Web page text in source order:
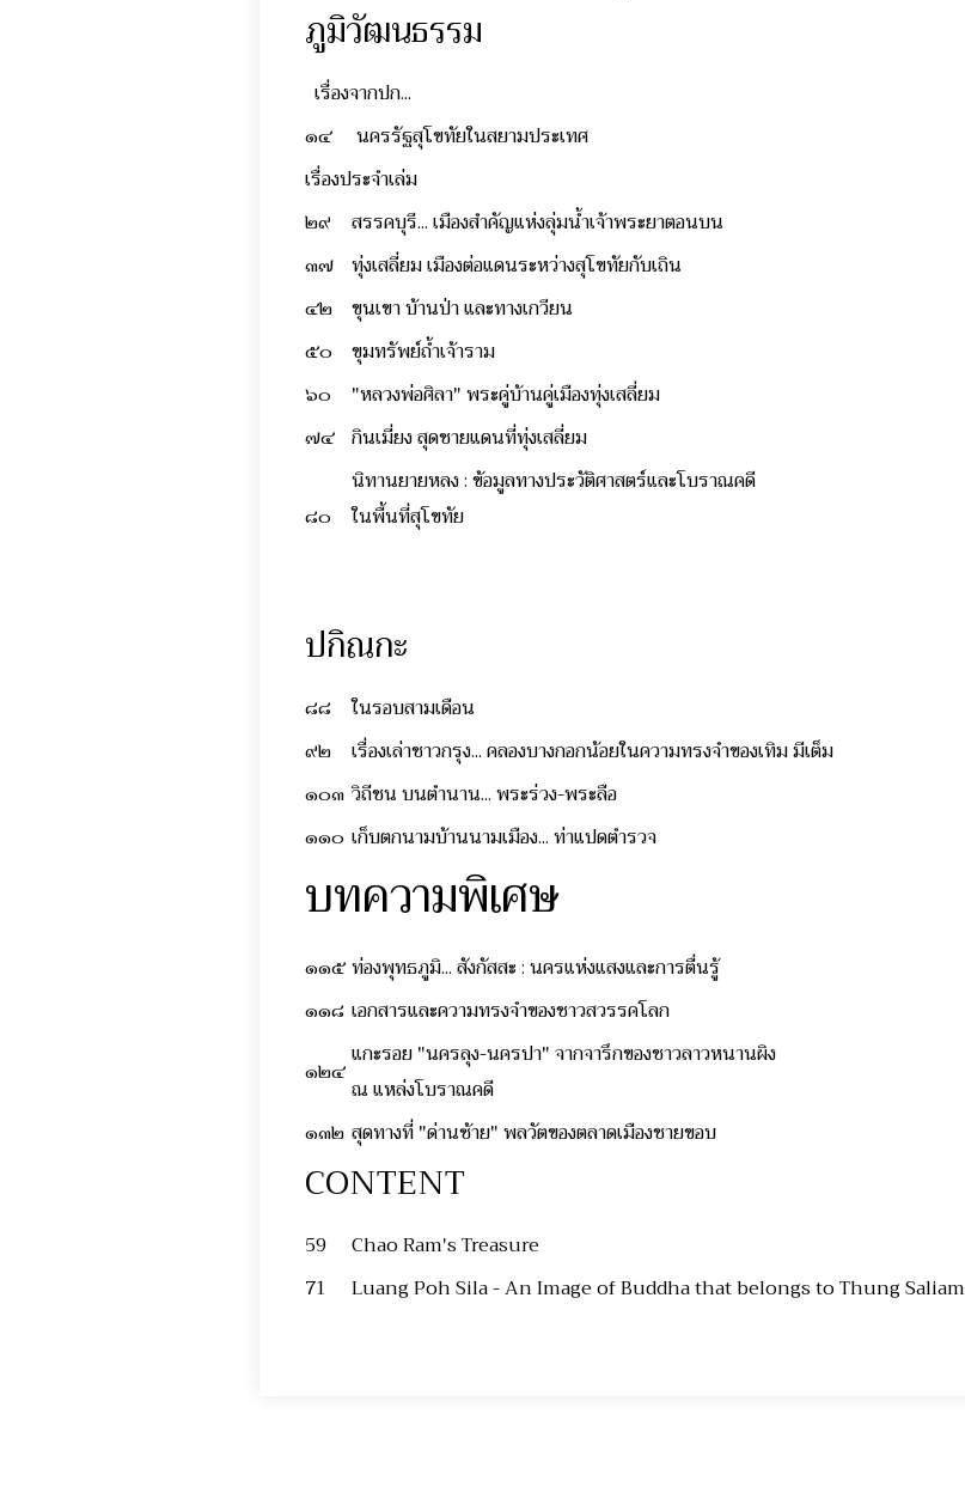
ภูมิวัฒนธรรม
เรื่องจากปก...
๑๔
นครรัฐสุโขทัยในสยามประเทศ
เรื่องประจำเล่ม
๒๙
สรรคบุรี... เมืองสำคัญแห่งลุ่มน้ำเจ้าพระยาตอนบน
๓๗ ทุ่งเสลี่ยม เมืองต่อแดนระหว่างสุโขทัยกับเถิน
๔๒ ขุนเขา บ้านป่า และทางเกวียน
๕๐
ขุมทรัพย์ถ้ำเจ้าราม
๖๐
"หลวงพ่อศิลา" พระคู่บ้านคู่เมืองทุ่งเสลี่ยม
๗๔ กินเมี่ยง สุดชายแดนที่ทุ่งเสลี่ยม
๘๐
นิทานยายหลง : ข้อมูลทางประวัติศาสตร์และโบราณคดี
ในพื้นที่สุโขทัย
ปกิณกะ
๘๘ ในรอบสามเดือน
๙๒
เรื่องเล่าชาวกรุง... คลองบางกอกน้อยในความทรงจำของเทิม มีเต็ม
๑๐๓ วิถีชน บนตำนาน... พระร่วง-พระลือ
๑๑๐ เก็บตกนามบ้านนามเมือง... ท่าแปดตำรวจ
บทความพิเศษ
๑๑๕ท่องพุทธภูมิ... สังกัสสะ : นครแห่งแสงและการตื่นรู้
๑๑๘ เอกสารและความทรงจำของชาวสวรรคโลก
๑๒๔
แกะรอย "นครลุง-นครปา" จากจารึกของชาวลาวหนานผิง
ณ แหล่งโบราณคดี
๑๓๒ สุดทางที่ "ด่านซ้าย" พลวัตของตลาดเมืองชายขอบ
CONTENT
59 Chao Ram's Treasure
71
Luang Poh Sila - An Image of Buddha that belongs to Thung Saliam